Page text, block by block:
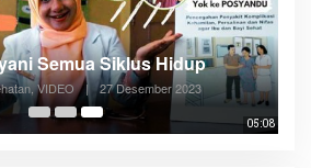
05:08
Semua Siklus Hidup
VIDEO | 27 Desember 2023